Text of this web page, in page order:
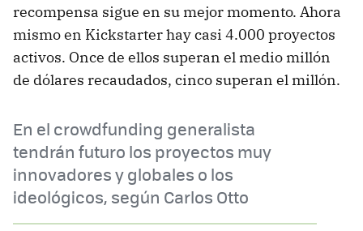
recompensa sigue en su mejor momento. Ahora
mismo en Kickstarter hay casi 4.000 proyectos
activos. Once de ellos superan el medio millón
de dólares recaudados, cinco superan el millón.
En el crowdfunding generalista
tendrán futuro los proyectos muy
innovadores y globales o los
ideológicos, según Carlos Otto